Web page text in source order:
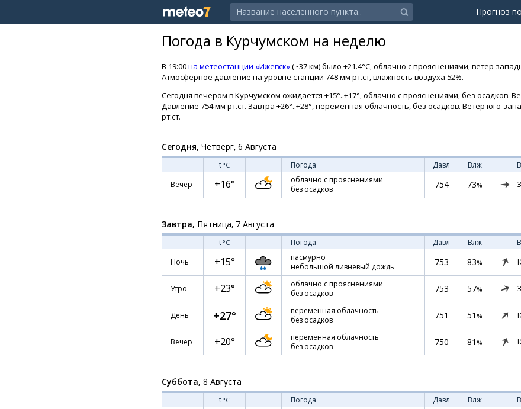
Прогноз
Погода в Курчумском на неделю
В 19:00на метеостанции «Ижевск»(~37 км) было +21.4°C, облачно с прояснениями, ветер
Атмосферное давление на уровне станции 748 мм рт.ст, влажность воздуха 52%.
Сегодня вечером в Курчумском ожидается +15°..+17°, облачно с прояснениями, без осадков.
Давление 754 мм рт.ст. Завтра +26°..+28°, переменная облачность, без осадков. Ветер юго-
рт.ст.
Сегодня, Четверг, 6 Августа
t°C Погода Давл Влж
Вечер
+16°
облачно с прояснениями
без осадков
754 73%
Завтра, Пятница, 7 Августа
t°C Погода Давл Влж
Ночь
+15°
пасмурно
небольшой ливневый дождь
753 83%
Утро +23°
облачно с прояснениями
без осадков
753 57%
День +27°
переменная облачность
без осадков
751 51 %
Вечер +20°
переменная облачность
без осадков
750 81 %
Суббота, 8 Августа
t°C Погода Давл Влж